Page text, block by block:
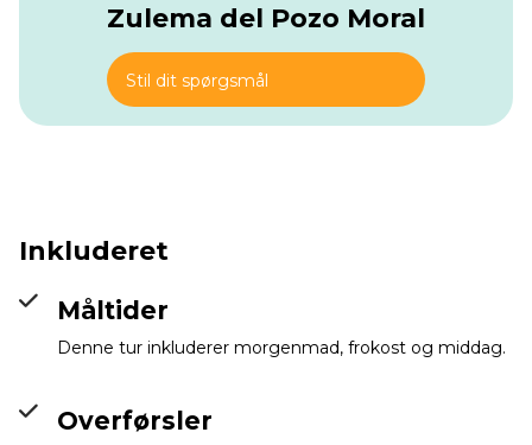
Zulema del Pozo Moral
Stil dit spørgsmål
Inkluderet
Måltider
Denne tur inkluderer morgenmad, frokost og middag.
Overførsler